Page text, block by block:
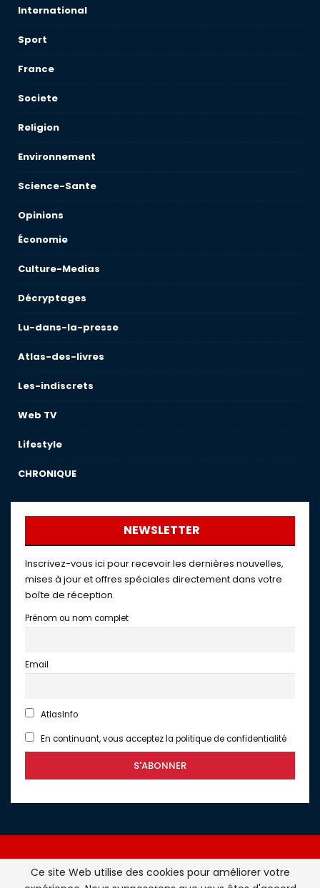
International
Sport
France
Societe
Religion
Environnement
Science-Sante
Opinions
Économie
Culture-Medias
Décryptages
Lu-dans-la-presse
Atlas-des-livres
Les-indiscrets
Web TV
Lifestyle
CHRONIQUE
NEWSLETTER
Inscrivez-vous ici pour recevoir les dernières nouvelles,
mises à jour et offres spéciales directement dans votre
boîte de réception.
Prénom ou nom complet
Email
AtlasInfo
En continuant, vous acceptez la politique de confidentialité
Ce site Web utilise des cookies pour améliorer votre